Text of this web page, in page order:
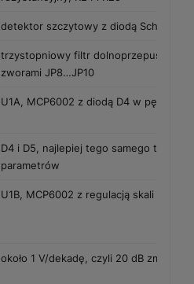
detektor szczytowy z diodą
trzystopniowy filtr dolnoprzepustowy
zworami JP8…JP10
U1A, MCP6002 z diodą D4 w pętli
D4 i D5, najlepiej tego samego typu i
parametrów
U1B, MCP6002 z regulacją skali przez
około 1 V/dekadę, czyli 20 dB zmian